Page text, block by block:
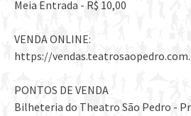
Meia Entrada - R$ 10,00
VENDA ONLINE:
https://
PONTOS DE VENDA
Bilheteria do Theatro São Pedro -